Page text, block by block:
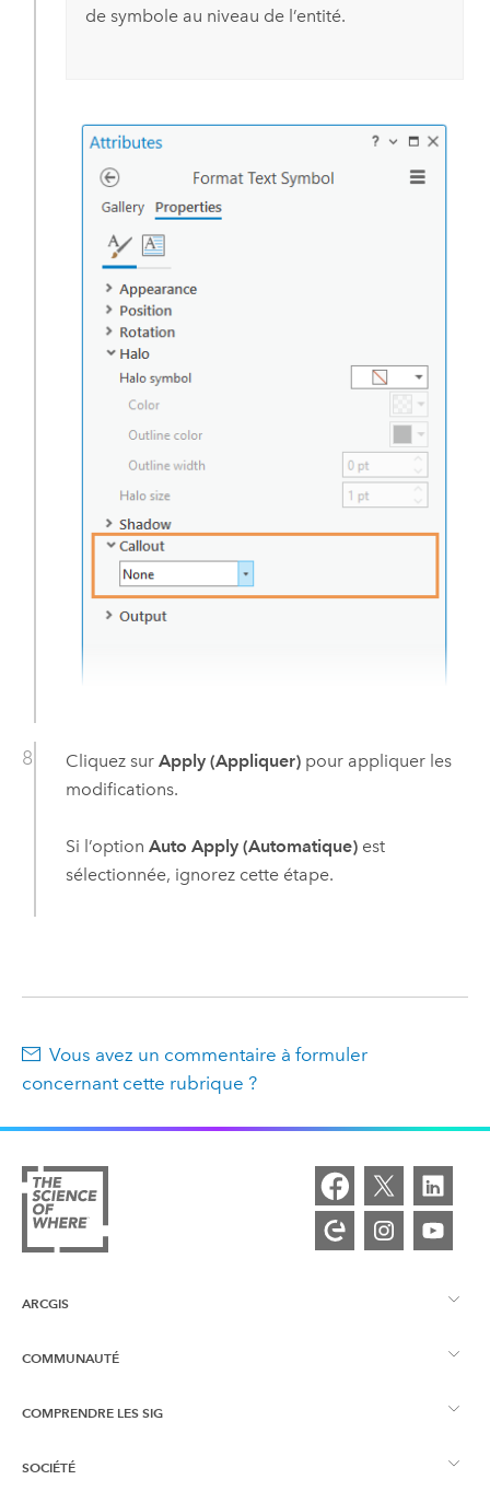
de symbole au niveau de l’entité.
Cliquez sur Apply (Appliquer)pour appliquer les
modifications.
Si l’option Auto Apply (Automatique)est
sélectionnée, ignorez cette étape.
Vous avez un commentaire à formuler
concernant cette rubrique ?
ARCGIS
Vue d’ensemble d’ArcGIS
Cartographie
COMMUNAUTÉ
Esri Community
Blog ArcGIS
COMPRENDRE LES SIG
Qu’est-ce qu’un SIG ?
SOCIÉTÉ